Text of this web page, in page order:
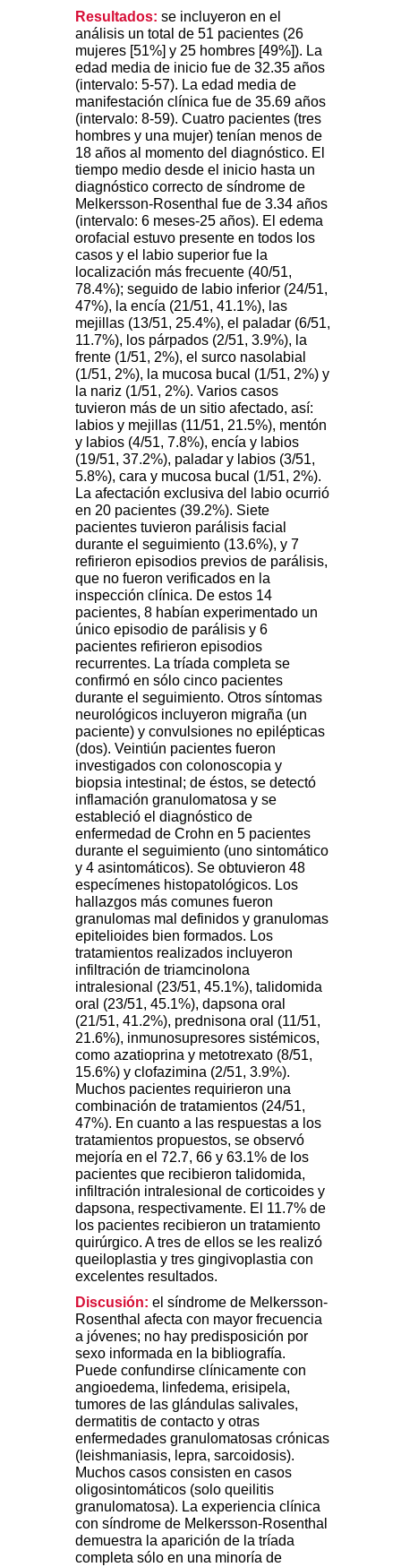
Resultados: se incluyeron en el
análisis un total de 51 pacientes (26
mujeres [51%] y 25 hombres [49%]). La
edad media de inicio fue de 32.35 años
(intervalo: 5-57). La edad media de
manifestación clínica fue de 35.69 años
(intervalo: 8-59). Cuatro pacientes (tres
hombres y una mujer) tenían menos de
18 años al momento del diagnóstico. El
tiempo medio desde el inicio hasta un
diagnóstico correcto de síndrome de
Melkersson-Rosenthal fue de 3.34 años
(intervalo: 6 meses-25 años). El edema
orofacial estuvo presente en todos los
casos y el labio superior fue la
localización más frecuente (40/51,
78.4%); seguido de labio inferior (24/51,
47%), la encía (21/51, 41.1%), las
mejillas (13/51, 25.4%), el paladar (6/51,
11.7%), los párpados (2/51, 3.9%), la
frente (1/51, 2%), el surco nasolabial
(1/51, 2%), la mucosa bucal (1/51, 2%) y
la nariz (1/51, 2%). Varios casos
tuvieron más de un sitio afectado, así:
labios y mejillas (11/51, 21.5%), mentón
y labios (4/51, 7.8%), encía y labios
(19/51, 37.2%), paladar y labios (3/51,
5.8%), cara y mucosa bucal (1/51, 2%).
La afectación exclusiva del labio ocurrió
en 20 pacientes (39.2%). Siete
pacientes tuvieron parálisis facial
durante el seguimiento (13.6%), y 7
refirieron episodios previos de parálisis,
que no fueron verificados en la
inspección clínica. De estos 14
pacientes, 8 habían experimentado un
único episodio de parálisis y 6
pacientes refirieron episodios
recurrentes. La tríada completa se
confirmó en sólo cinco pacientes
durante el seguimiento. Otros síntomas
neurológicos incluyeron migraña (un
paciente) y convulsiones no epilépticas
(dos). Veintiún pacientes fueron
investigados con colonoscopia y
biopsia intestinal; de éstos, se detectó
inflamación granulomatosa y se
estableció el diagnóstico de
enfermedad de Crohn en 5 pacientes
durante el seguimiento (uno sintomático
y 4 asintomáticos). Se obtuvieron 48
especímenes histopatológicos. Los
hallazgos más comunes fueron
granulomas mal definidos y granulomas
epitelioides bien formados. Los
tratamientos realizados incluyeron
infiltración de triamcinolona
intralesional (23/51, 45.1%), talidomida
oral (23/51, 45.1%), dapsona oral
(21/51, 41.2%), prednisona oral (11/51,
21.6%), inmunosupresores sistémicos,
como azatioprina y metotrexato (8/51,
15.6%) y clofazimina (2/51, 3.9%).
Muchos pacientes requirieron una
combinación de tratamientos (24/51,
47%). En cuanto a las respuestas a los
tratamientos propuestos, se observó
mejoría en el 72.7, 66 y 63.1% de los
pacientes que recibieron talidomida,
infiltración intralesional de corticoides y
dapsona, respectivamente. El 11.7% de
los pacientes recibieron un tratamiento
quirúrgico. A tres de ellos se les realizó
queiloplastia y tres gingivoplastia con
excelentes resultados.
Discusión: el síndrome de Melkersson-
Rosenthal afecta con mayor frecuencia
a jóvenes; no hay predisposición por
sexo informada en la bibliografía.
Puede confundirse clínicamente con
angioedema, linfedema, erisipela,
tumores de las glándulas salivales,
dermatitis de contacto y otras
enfermedades granulomatosas crónicas
(leishmaniasis, lepra, sarcoidosis).
Muchos casos consisten en casos
oligosintomáticos (solo queilitis
granulomatosa). La experiencia clínica
con síndrome de Melkersson-Rosenthal
demuestra la aparición de la tríada
completa sólo en una minoría de